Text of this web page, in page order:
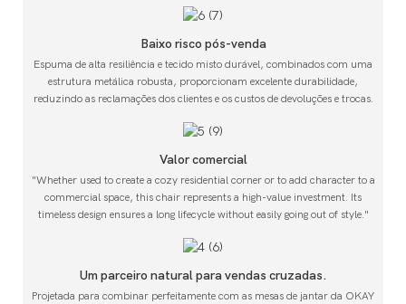
Baixo risco pós-venda
Espuma de alta resiliência e tecido misto durável, combinados com uma
estrutura metálica robusta, proporcionam excelente durabilidade,
reduzindo as reclamações dos clientes e os custos de devoluções e trocas.
Valor comercial
"Whether used to create a cozy residential corner or to add character to a
commercial space, this chair represents a high-value investment. Its
timeless design ensures a long lifecycle without easily going out of style."
Um parceiro natural para vendas cruzadas.
Projetada para combinar perfeitamente com as mesas de jantar da OKAY